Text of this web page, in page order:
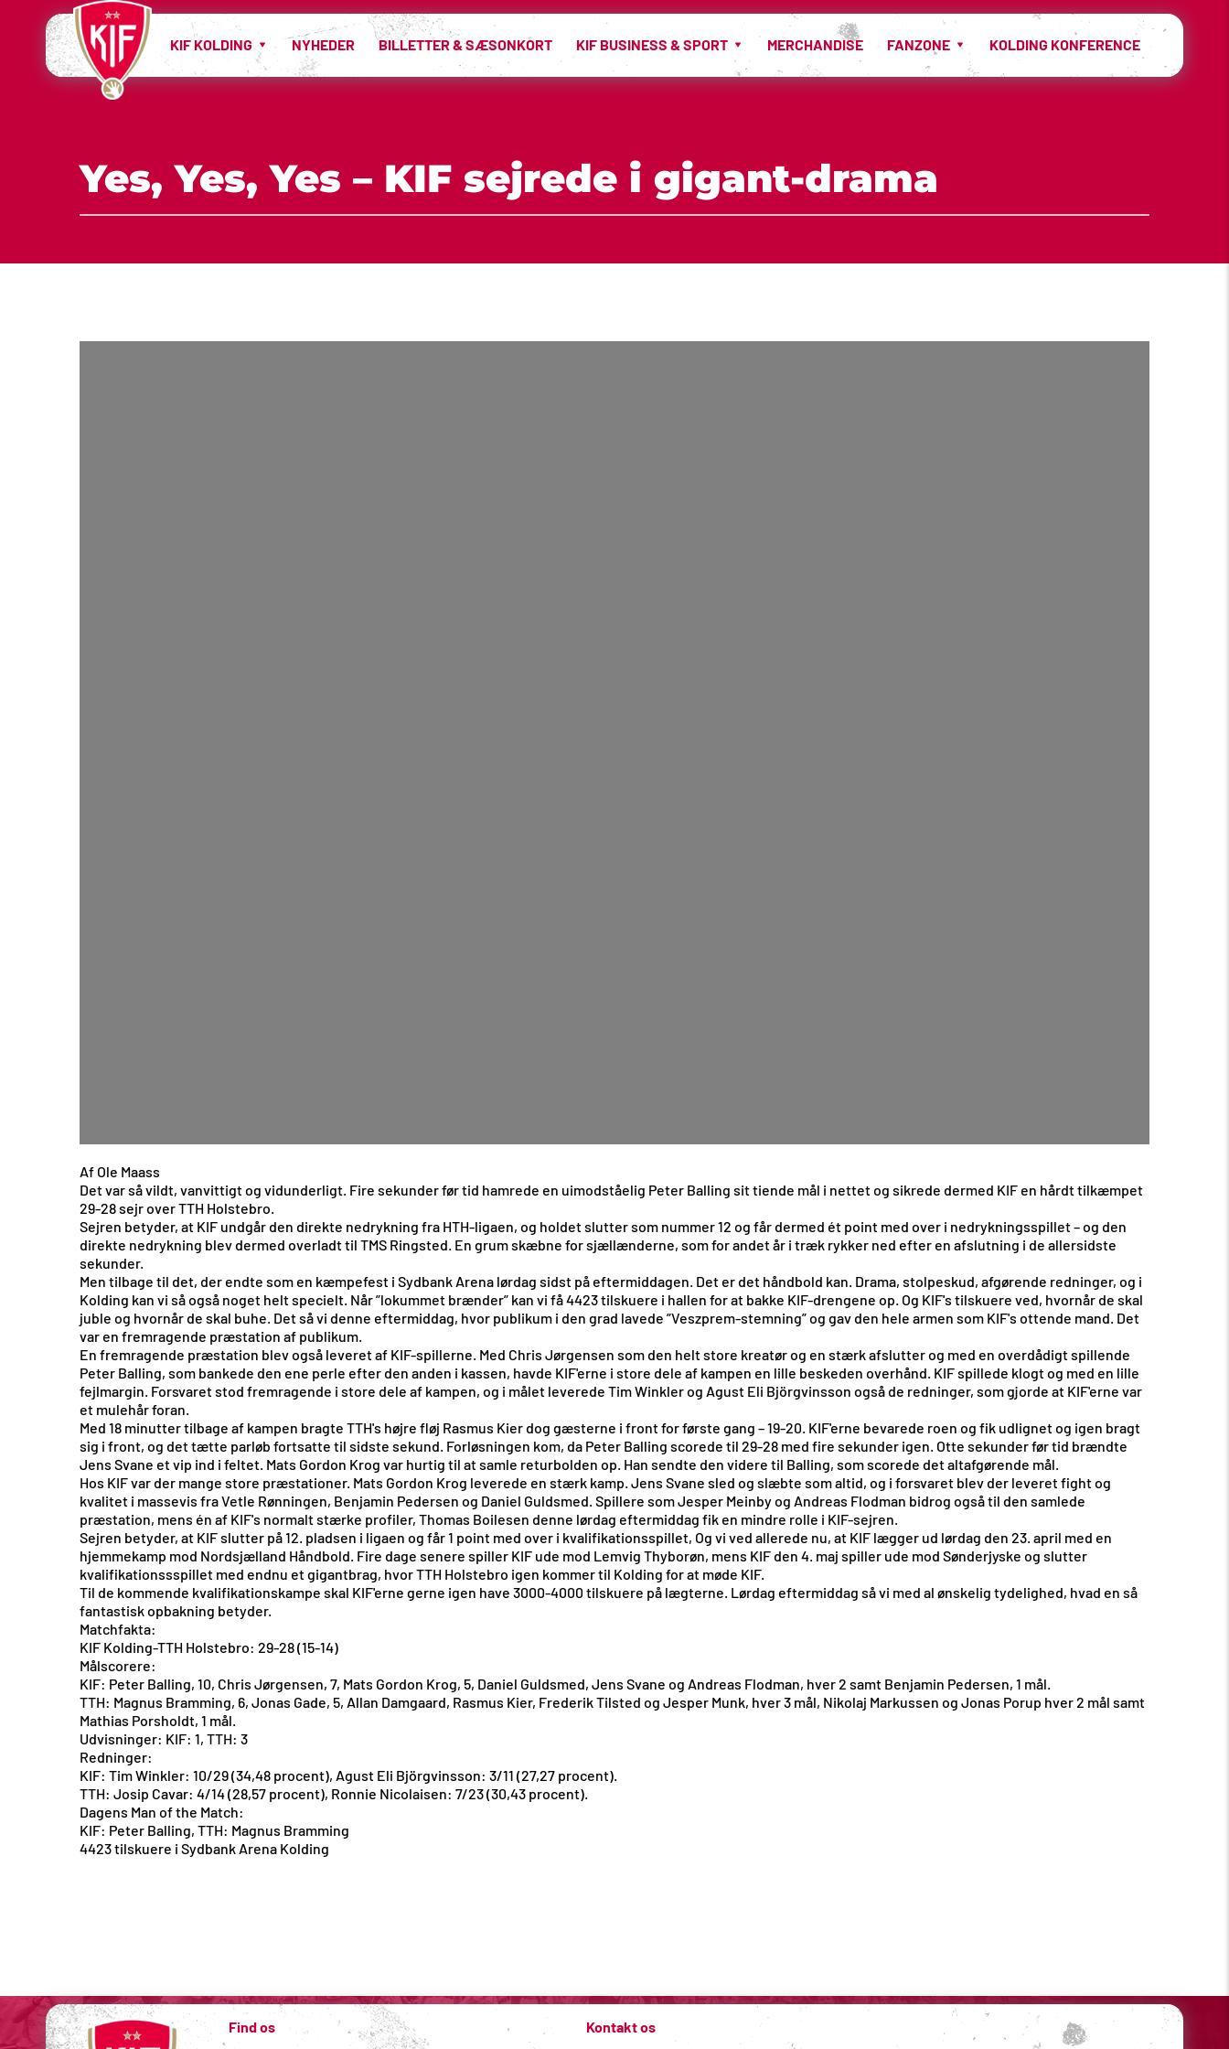
KIF KOLDING NYHEDER BILLETTER & SÆSONKORT KIF BUSINESS & SPORT MERCHANDISE FANZONE KOLDING KONFERENCE
Yes, Yes, Yes – KIF sejrede i gigant-drama
Af Ole Maass
Det var så vildt, vanvittigt og vidunderligt. Fire sekunder før tid hamrede en uimodståelig Peter Balling sit tiende mål i nettet og sikrede dermed KIF en hårdt tilkæmpet
29-28 sejr over TTH Holstebro.
Sejren betyder, at KIF undgår den direkte nedrykning fra HTH-ligaen, og holdet slutter som nummer 12 og får dermed ét point med over i nedrykningsspillet – og den
direkte nedrykning blev dermed overladt til TMS Ringsted. En grum skæbne for sjællænderne, som for andet år i træk rykker ned efter en afslutning i de allersidste
sekunder.
Men tilbage til det, der endte som en kæmpefest i Sydbank Arena lørdag sidst på eftermiddagen. Det er det håndbold kan. Drama, stolpeskud, afgørende redninger, og i
Kolding kan vi så også noget helt specielt. Når ”lokummet brænder” kan vi få 4423 tilskuere i hallen for at bakke KIF-drengene op. Og KIF's tilskuere ved, hvornår de skal
juble og hvornår de skal buhe. Det så vi denne eftermiddag, hvor publikum i den grad lavede ”Veszprem-stemning” og gav den hele armen som KIF's ottende mand. Det
var en fremragende præstation af publikum.
En fremragende præstation blev også leveret af KIF-spillerne. Med Chris Jørgensen som den helt store kreatør og en stærk afslutter og med en overdådigt spillende
Peter Balling, som bankede den ene perle efter den anden i kassen, havde KIF'erne i store dele af kampen en lille beskeden overhånd. KIF spillede klogt og med en lille
fejlmargin. Forsvaret stod fremragende i store dele af kampen, og i målet leverede Tim Winkler og Agust Eli Björgvinsson også de redninger, som gjorde at KIF'erne var
et mulehår foran.
Med 18 minutter tilbage af kampen bragte TTH's højre fløj Rasmus Kier dog gæsterne i front for første gang – 19-20. KIF'erne bevarede roen og fik udlignet og igen bragt
sig i front, og det tætte parløb fortsatte til sidste sekund. Forløsningen kom, da Peter Balling scorede til 29-28 med fire sekunder igen. Otte sekunder før tid brændte
Jens Svane et vip ind i feltet. Mats Gordon Krog var hurtig til at samle returbolden op. Han sendte den videre til Balling, som scorede det altafgørende mål.
Hos KIF var der mange store præstationer. Mats Gordon Krog leverede en stærk kamp. Jens Svane sled og slæbte som altid, og i forsvaret blev der leveret fight og
kvalitet i massevis fra Vetle Rønningen, Benjamin Pedersen og Daniel Guldsmed. Spillere som Jesper Meinby og Andreas Flodman bidrog også til den samlede
præstation, mens én af KIF's normalt stærke profiler, Thomas Boilesen denne lørdag eftermiddag fik en mindre rolle i KIF-sejren.
Sejren betyder, at KIF slutter på 12. pladsen i ligaen og får 1 point med over i kvalifikationsspillet, Og vi ved allerede nu, at KIF lægger ud lørdag den 23. april med en
hjemmekamp mod Nordsjælland Håndbold. Fire dage senere spiller KIF ude mod Lemvig Thyborøn, mens KIF den 4. maj spiller ude mod Sønderjyske og slutter
kvalifikationssspillet med endnu et gigantbrag, hvor TTH Holstebro igen kommer til Kolding for at møde KIF.
Til de kommende kvalifikationskampe skal KIF'erne gerne igen have 3000-4000 tilskuere på lægterne. Lørdag eftermiddag så vi med al ønskelig tydelighed, hvad en så
fantastisk opbakning betyder.
Matchfakta:
KIF Kolding-TTH Holstebro: 29-28 (15-14)
Målscorere:
KIF: Peter Balling, 10, Chris Jørgensen, 7, Mats Gordon Krog, 5, Daniel Guldsmed, Jens Svane og Andreas Flodman, hver 2 samt Benjamin Pedersen, 1 mål.
TTH: Magnus Bramming, 6, Jonas Gade, 5, Allan Damgaard, Rasmus Kier, Frederik Tilsted og Jesper Munk, hver 3 mål, Nikolaj Markussen og Jonas Porup hver 2 mål samt
Mathias Porsholdt, 1 mål.
Udvisninger: KIF: 1, TTH: 3
Redninger:
KIF: Tim Winkler: 10/29 (34,48 procent), Agust Eli Björgvinsson: 3/11 (27,27 procent).
TTH: Josip Cavar: 4/14 (28,57 procent), Ronnie Nicolaisen: 7/23 (30,43 procent).
Dagens Man of the Match:
KIF: Peter Balling, TTH: Magnus Bramming
4423 tilskuere i Sydbank Arena Kolding
Find os Kontakt os Sociale medier